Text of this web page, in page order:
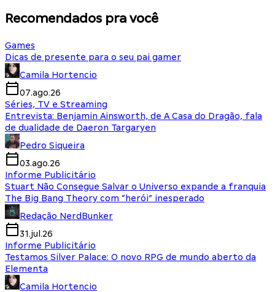
Recomendados pra você
Games
Dicas de presente para o seu pai gamer
Camila Hortencio
07.ago.26
Séries, TV e Streaming
Entrevista: Benjamin Ainsworth, de A Casa do Dragão, fala
de dualidade de Daeron Targaryen
Pedro Siqueira
03.ago.26
Informe Publicitário
Stuart Não Consegue Salvar o Universo expande a franquia
The Big Bang Theory com “herói” inesperado
Redação NerdBunker
31.jul.26
Informe Publicitário
Testamos Silver Palace: O novo RPG de mundo aberto da
Elementa
Camila Hortencio